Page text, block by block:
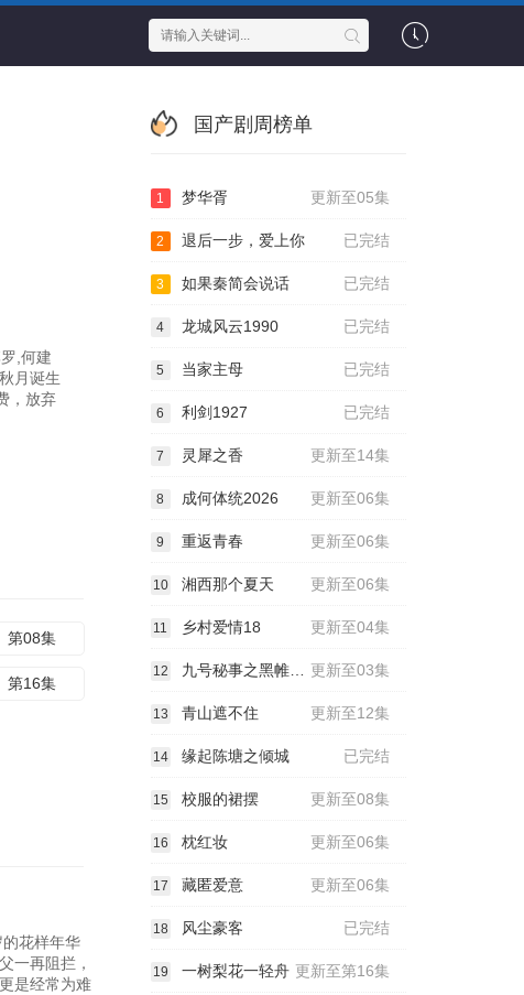
,何建
月诞生
，放弃
第08集
第16集
花样年华
一再阻拦，
是经常为难
国产剧周榜单
更新至05集
1 梦华胥
已完结
2 退后一步，爱上你
已完结
3 如果秦简会说话
已完结
4 龙城风云1990
已完结
5 当家主母
已完结
6 利剑1927
更新至14集
7 灵犀之香
更新至06集
8 成何体统2026
更新至06集
9 重返青春
更新至06集
10 湘西那个夏天
更新至04集
11 乡村爱情18
更新至03集
12 九号秘事之黑帷背后
更新至12集
13 青山遮不住
已完结
14 缘起陈塘之倾城
更新至08集
15 校服的裙摆
更新至06集
16 枕红妆
更新至06集
17 藏匿爱意
已完结
18 风尘豪客
更新至第16集
19 一树梨花一轻舟